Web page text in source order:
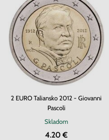
2 EURO Taliansko 2012 - Giovanni
Pascoli
Skladom
4.20 €